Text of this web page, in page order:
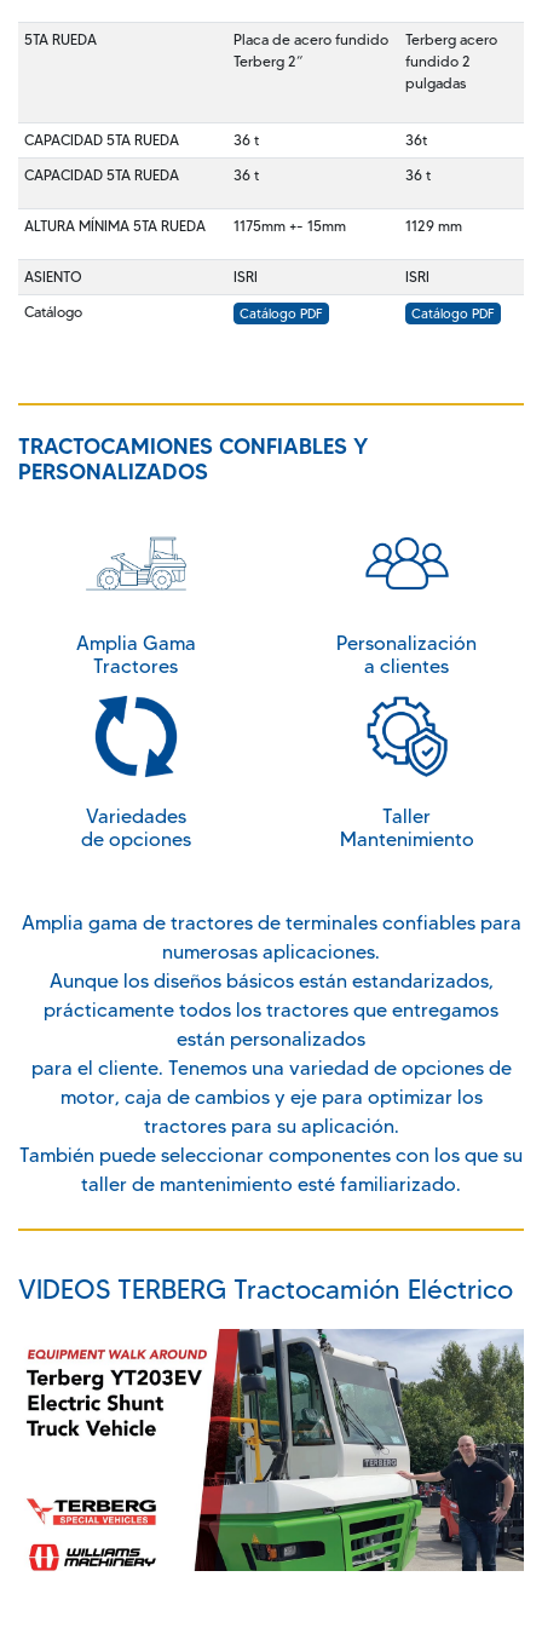
5TA RUEDA
Placa de acero fundido
Terberg 2”
Terberg acero
fundido 2
pulgadas
CAPACIDAD 5TA RUEDA 36 t
36t
CAPACIDAD 5TA RUEDA
36 t 36 t
ALTURA MÍNIMA 5TA RUEDA 1175mm +- 15mm 1129 mm
ASIENTO ISRI
ISRI
Catálogo
Catálogo PDF Catálogo PDF
TRACTOCAMIONES CONFIABLES Y
PERSONALIZADOS
Amplia Gama
Tractores
Personalización
a clientes
Variedades
de opciones
Taller
Mantenimiento
Amplia gama de tractores de terminales confiables para
numerosas aplicaciones.
Aunque los diseños básicos están estandarizados,
prácticamente todos los tractores que entregamos
están personalizados
para el cliente. Tenemos una variedad de opciones de
motor, caja de cambios y eje para optimizar los
tractores para su aplicación.
También puede seleccionar componentes con los que su
taller de mantenimiento esté familiarizado.
VIDEOS TERBERG Tractocamión Eléctrico